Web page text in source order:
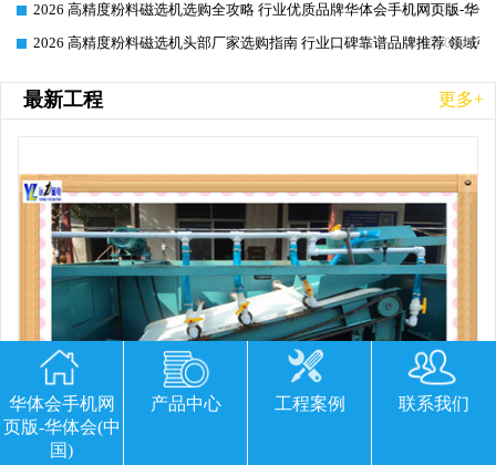
2026-06-26
2026 高精度粉料磁选机选购全攻略 行业优质品牌华体会手机网页版-华
2026-06-26
2026 高精度粉料磁选机头部厂家选购指南 行业口碑靠谱品牌推荐 领域
最新工程 更多+
华体会手机网
页版-华体会(中
国)
产品中心 工程案例 联系我们